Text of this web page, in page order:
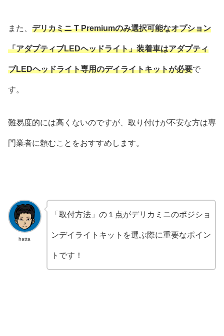
また、 デリカミニ T Premiumのみ選択可能なオプション
「アダプティブLEDヘッドライト」装着車はアダプティ
ブLEDヘッドライト専用のデイライトキットが必要で
す。
難易度的には高くないのですが、取り付けが不安な方は専
門業者に頼むことをおすすめします。
hatta
「取付方法」の１点がデリカミニのポジショ
ンデイライトキットを選ぶ際に重要なポイン
トです！